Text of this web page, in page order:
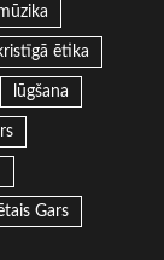
ētika
lūgšana
Gars